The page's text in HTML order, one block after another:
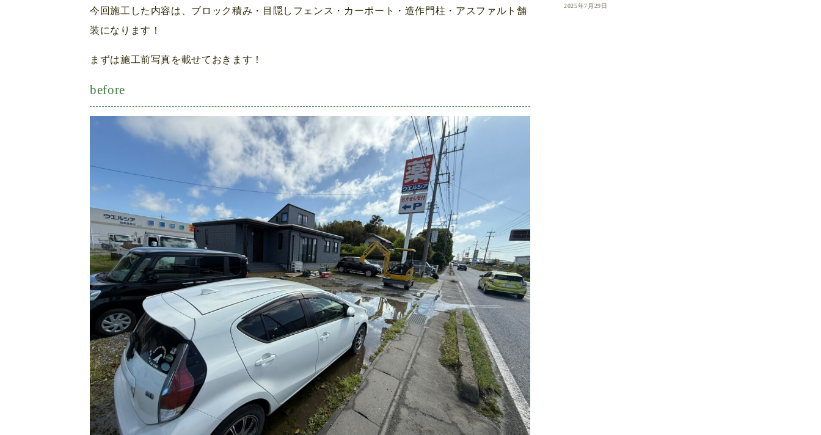
今回施工した内容は、ブロック積み・目隠しフェンス・カーポート・造作門柱・アスファルト舗
装になります！
まずは施工前写真を載せておきます！
before
2025年7月29日